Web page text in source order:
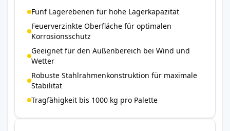
Fünf Lagerebenen für hohe Lagerkapazität
Feuerverzinkte Oberfläche für optimalen
Korrosionsschutz
Geeignet für den Außenbereich bei Wind und
Wetter
Robuste Stahlrahmenkonstruktion für maximale
Stabilität
Tragfähigkeit bis 1000 kg pro Palette